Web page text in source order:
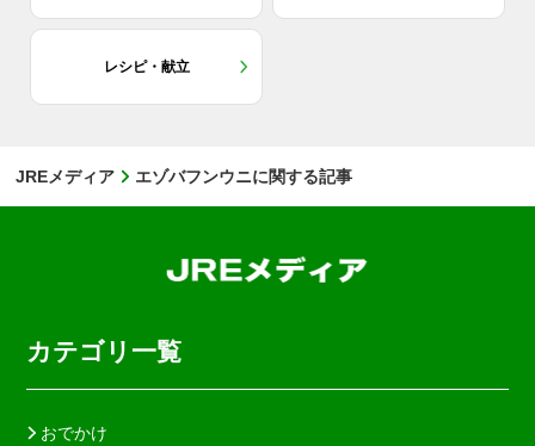
レシピ・献立
JREメディア エゾバフンウニに関する記事
カテゴリ一覧
おでかけ